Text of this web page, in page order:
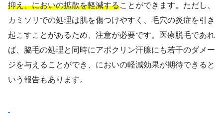
抑え、においの拡散を軽減することができます。ただし、
カミソリでの処理は肌を傷つけやすく、毛穴の炎症を引き
起こすことがあるため、注意が必要です。医療脱毛であれ
ば、脇毛の処理と同時にアポクリン汗腺にも若干のダメー
ジを与えることができ、においの軽減効果が期待できると
いう報告もあります。